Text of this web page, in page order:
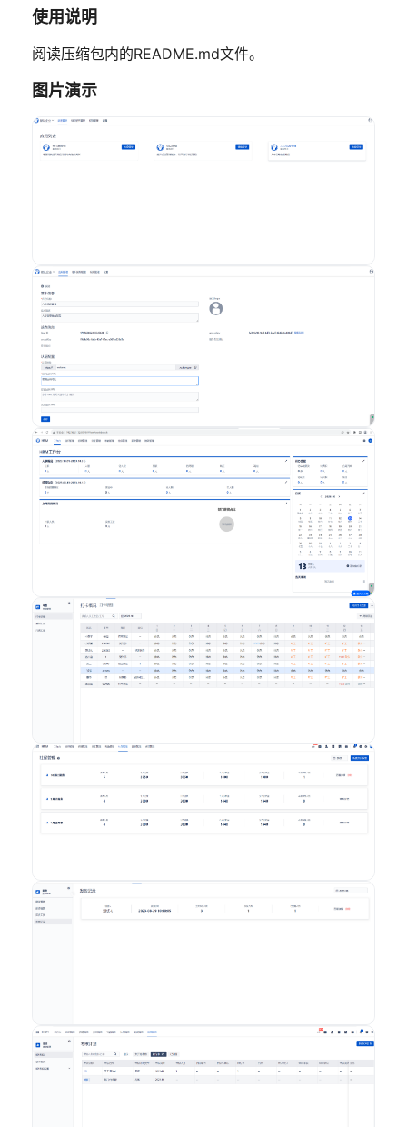
使用说明
阅读压缩包内的README.md文件。
图片演示